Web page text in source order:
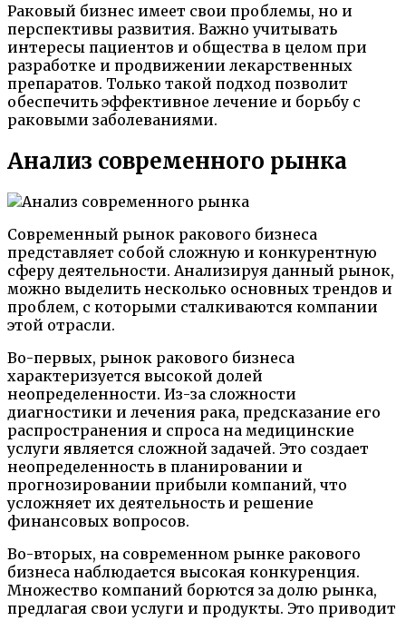
Раковый бизнес имеет свои проблемы, но и
перспективы развития. Важно учитывать
интересы пациентов и общества в целом при
разработке и продвижении лекарственных
препаратов. Только такой подход позволит
обеспечить эффективное лечение и борьбу с
раковыми заболеваниями.
Анализ современного рынка
Современный рынок ракового бизнеса
представляет собой сложную и конкурентную
сферу деятельности. Анализируя данный рынок,
можно выделить несколько основных трендов и
проблем, с которыми сталкиваются компании
этой отрасли.
Во-первых, рынок ракового бизнеса
характеризуется высокой долей
неопределенности. Из-за сложности
диагностики и лечения рака, предсказание его
распространения и спроса на медицинские
услуги является сложной задачей. Это создает
неопределенность в планировании и
прогнозировании прибыли компаний, что
усложняет их деятельность и решение
финансовых вопросов.
Во-вторых, на современном рынке ракового
бизнеса наблюдается высокая конкуренция.
Множество компаний борются за долю рынка,
предлагая свои услуги и продукты. Это приводит